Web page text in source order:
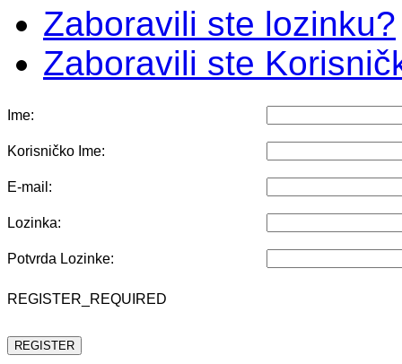
Zaboravili ste lozinku?
Zaboravili ste
Ime:
Korisničko Ime:
E-mail:
Lozinka:
Potvrda Lozinke:
REGISTER_REQUIRED
REGISTER